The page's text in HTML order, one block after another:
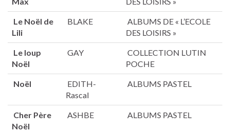
Le Noël de
Lili
BLAKE
ALBUMS DE « L’ECOLE
DES LOISIRS »
Le loup
Noël
GAY
COLLECTION LUTIN
POCHE
Noël
EDITH-
Rascal
ALBUMS PASTEL
Cher Père
Noël
ASHBE ALBUMS PASTEL